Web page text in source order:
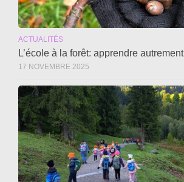
ACTUALITÉS
L’école à la forêt: apprendre autrement
17 NOVEMBRE 2025